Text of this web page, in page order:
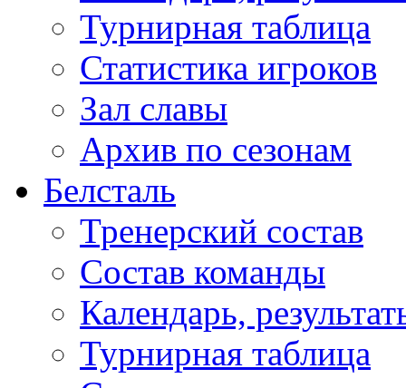
Турнирная таблица
Статистика игроков
Зал славы
Архив по сезонам
Белсталь
Тренерский состав
Состав команды
Календарь,
Турнирная таблица